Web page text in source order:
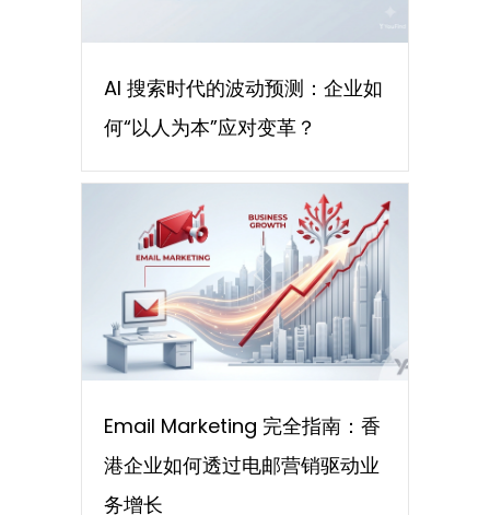
AI 搜索时代的波动预测：企业如
何“以人为本”应对变革？
Email Marketing 完全指南：香
港企业如何透过电邮营销驱动业
务增长